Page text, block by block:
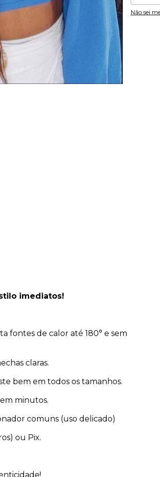
Não sei
imediatos!
fontes de calor até 180° e sem
claras.
bem em todos os tamanhos.
minutos.
comuns (uso delicado)
ou Pix.